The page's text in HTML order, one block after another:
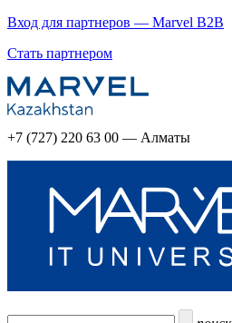
Вход для партнеров — Marvel B2B
Стать партнером
+7 (727) 220 63 00 — Алматы